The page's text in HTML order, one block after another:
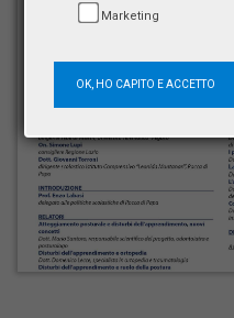
Marketing
OK, HO CAPITO E ACCETTO